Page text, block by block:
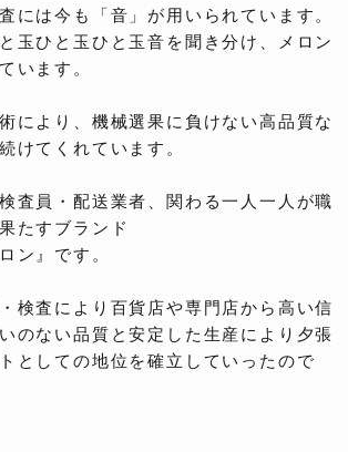
には今も「音」が用いられています。
玉ひと玉ひと玉音を聞き分け、メロン
います。
により、機械選果に負けない高品質な
けてくれています。
査員・配送業者、関わる一人一人が職
たすブランド
ン』です。
検査により百貨店や専門店から高い信
のない品質と安定した生産により夕張
としての地位を確立していったので